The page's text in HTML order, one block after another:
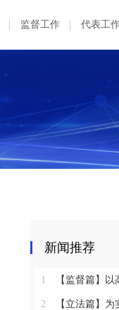
监督工作 代表工
新闻推荐
1 【监督篇】
2 【立法篇】为实现